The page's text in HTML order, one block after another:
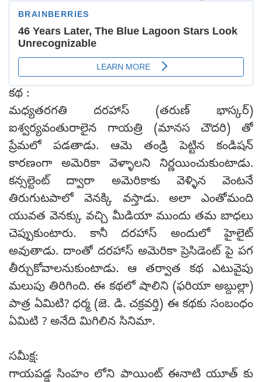
కథ :
మధ్యతరగతి దరహాస్ (తరుణ్ భాస్కర్)
ఐశ్వర్యవంతురాలైన గాయత్రి (మానస చౌదరి) తో
ప్రేమలో పడతాడు. ఆమె తండ్రి పెట్టిన కండిషన్
కారణంగా అమెరికా వెళ్ళాలని నిర్ణయించుకుంటాడు.
కన్సల్టెంట్ ద్వారా అమెరికాకు వెళ్ళిన వెంటనే
తిరుగుటపాలో వెనక్కి వస్తాడు. అలా ఎంతోమంది
యువత వెనక్కు వచ్చి మీడియా ముందు తమ బాధలు
చెప్పుకుంటారు. కానీ దరహాస్ అందులో హైలైట్
అవుతాడు. దాంతో దరహాస్ అమెరికా ప్రెసిడెంట్ పై పగ
తీర్చుకోవాలనుకుంటాడు. ఆ తర్వాత కథ ఎటువైపు
మలుపు తిరిగింది. ఈ కథలో షాలిని (ఫరియా అబ్దుల్లా)
పాత్ర ఏమిటి? ధర్మ (జె. డి. చక్రవర్తి) ఈ కథకు సంబంధం
ఏమిటి ? అనేది మిగిలిన సినిమా.
సమీక్ష:
గాయపడ్డ సింహం లోని పాయింట్ ఈనాటి యూత్ కు